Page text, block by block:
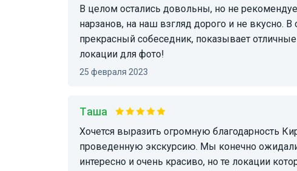
В целом остались довольны, но не
нарзанов, на наш взгляд дорого и не вкусно. В
прекрасный собеседник, показывает
локации для фото!
25 февраля 2023
Таша
Хочется выразить огромную благодарность Кириллу за
проведенную экскурсию. Мы конечно
интересно и очень красиво, но те локации